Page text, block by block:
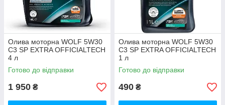
Олива моторна WOLF 5W30
C3 SP EXTRA OFFICIALTECH
4 л
Готово до відправки
1 950 ₴
Олива моторна WOLF 5W30
C3 SP EXTRA OFFICIALTECH
1 л
Готово до відправки
490 ₴